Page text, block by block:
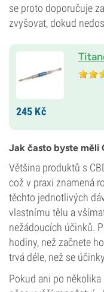
se proto doporučuje
zvyšovat, dokud
245 Kč
Jak často byste měli
Většina produktů s
což v praxi znamená
těchto jednotlivých
vlastnímu tělu a
nežádoucích účinků.
hodiny, než začnete
trvá déle, než se
Pokud ani po